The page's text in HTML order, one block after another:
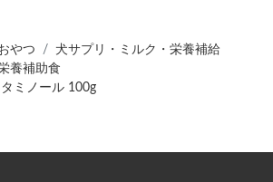
やつ
犬サプリ・ミルク・栄養補給
養補助食
ミノール 100g